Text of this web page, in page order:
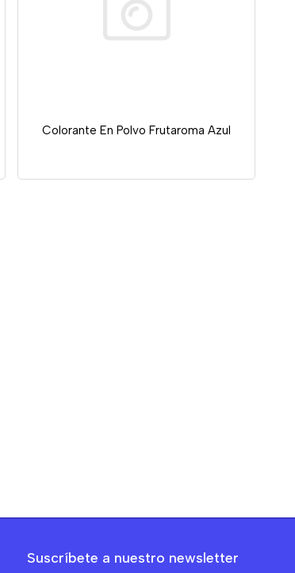
Colorante En Polvo Frutaroma Azul
Suscríbete a nuestro newsletter